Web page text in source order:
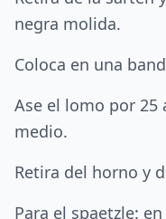
negra molida.
Coloca en una
Ase el lomo por
medio.
Retira del horno y
Para el spaetzle: